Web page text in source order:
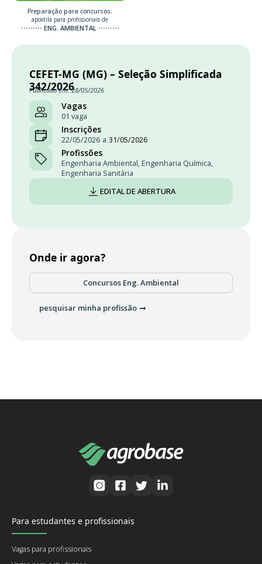
Preparação para concursos:
apostila para profissionais de
ENG. AMBIENTAL
CEFET-MG (MG) – Seleção Simplificada
342/2026
Publicado em: 28/05/2026
Vagas
01 vaga
Inscrições
22/05/2026 a 31/05/2026
Profissões
Engenharia Ambiental, Engenharia Química,
Engenharia Sanitária
EDITAL DE ABERTURA
Onde ir agora?
Concursos Eng. Ambiental
pesquisar minha profissão
Para estudantes e profissionais
Vagas para profissionais